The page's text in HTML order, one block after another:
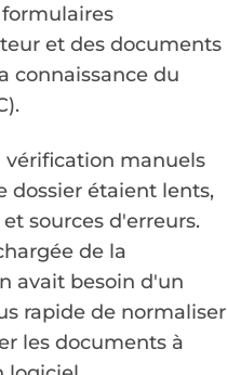
et des documents
connaissance du
vérification manuels
dossier étaient lents,
sources d'erreurs.
de la
avait besoin d'un
rapide de normaliser
les documents à